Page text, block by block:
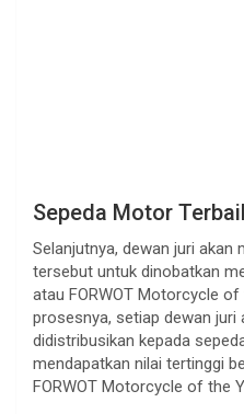
Sepeda Motor
Selanjutnya, dewan juri akan
tersebut untuk dinobatkan
atau FORWOT Motorcycle
prosesnya, setiap dewan juri
didistribusikan kepada
mendapatkan nilai tertinggi
FORWOT Motorcycle of the